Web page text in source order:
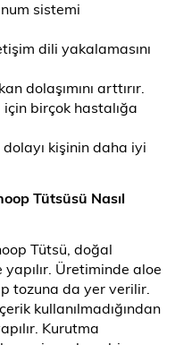
sistemi
dili yakalamasını
dolaşımını arttırır.
birçok hastalığa
kişinin daha iyi
Tütsüsü Nasıl
Tütsü, doğal
Üretiminde aloe
tozuna da yer verilir.
kullanılmadığından
Kurutma